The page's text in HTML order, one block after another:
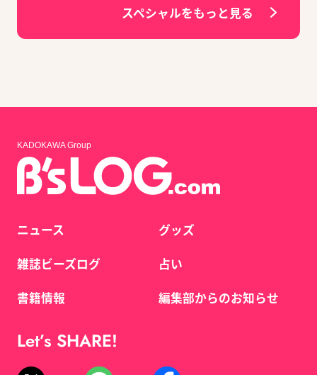
スペシャルをもっと見る
KADOKAWA Group
ニュース
雑誌ビーズログ
書籍情報
グッズ
占い
編集部からのお知らせ
Let’s SHARE!